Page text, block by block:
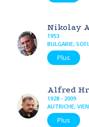
Nikolay
1953
BULGARIE,
Plus
Alfred
1928 - 2009
AUTRICHE,
Plus